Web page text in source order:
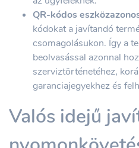
QR-kódos
kódokat a javítandó
csomagolásukon. Így a
beolvasással azonnal
szerviztörténetéhez,
garanciajegyekhez és
Valós idejű